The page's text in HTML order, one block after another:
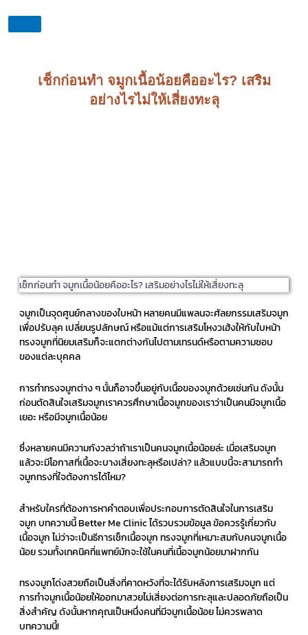
เช็กก่อนทำ จมูกเนื้อน้อยคืออะไร? เสริม
อย่างไรไม่ให้เสี่ยงทะลุ
เช็กก่อนทำ จมูกเนื้อน้อยคืออะไร? เสริมอย่างไรไม่ให้เสี่ยงทะลุ
จมูกเป็นจุดศูนย์กลางของใบหน้า หลายคนมีแพลนจะศัลยกรรมเสริมจมูก
เพื่อปรับลุค เปลี่ยนรูปลักษณ์ หรือแม้แต่การเสริมโหงวเฮ้งให้กับใบหน้า
ทรงจมูกที่นิยมเสริมก็จะแตกต่างกันไปตามเทรนด์หรือตามความชอบ
ของแต่ละบุคคล
การทำทรงจมูกต่าง ๆ นั้นก็อาจขึ้นอยู่กับเนื้อของจมูกด้วยเช่นกัน ดังนั้น
ก่อนตัดสินใจเสริมจมูกเราควรศึกษาเนื้อจมูกของเราว่าเป็นคนมีจมูกเนื้อ
เยอะ หรือมีจมูกเนื้อน้อย
ซึ่งหลายคนมีความกังวลว่าถ้าเราเป็นคนจมูกเนื้อน้อยล่ะ เมื่อเสริมจมูก
แล้วจะมีโอกาสที่เนื้อจะบางเสี่ยงทะลุหรือเปล่า? แล้วแบบนี้จะสามารถทำ
จมูกทรงที่ใจต้องการได้ไหม?
สำหรับใครที่ต้องการหาคำตอบเพื่อประกอบการตัดสินใจในการเสริม
จมูก บทความนี้ Better Me Clinic ได้รวบรวมข้อมูล ข้อควรรู้เกี่ยวกับ
เนื้อจมูก ไม่ว่าจะเป็นธีการเช็กเนื้อจมูก ทรงจมูกที่เหมาะสมกับคนจมูกเนื้อ
น้อย รวมทั้งเทคนิคที่แพทย์มักจะใช้ในคนที่เนื้อจมูกน้อยมาฝากกัน
ทรงจมูกโด่งสวยถือเป็นสิ่งที่คาดหวังที่จะได้รับหลังการเสริมจมูก แต่
การทำจมูกเนื้อน้อยให้ออกมาสวยไม่เสี่ยงต่อการทะลุและปลอดภัยถือเป็น
สิ่งสำคัญ ดังนั้นหากคุณเป็นหนึ่งคนที่มีจมูกเนื้อน้อย ไม่ควรพลาด
บทความนี้!